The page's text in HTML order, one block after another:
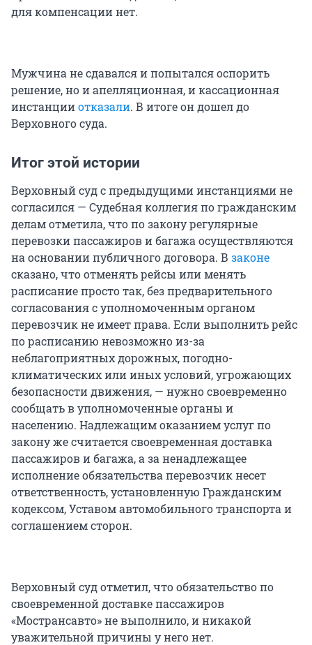
для компенсации нет.
Мужчина не сдавался и попытался оспорить
решение, но и апелляционная, и кассационная
инстанцииотказали. В итоге он дошел до
Верховного суда.
Итог этой истории
Верховный суд с предыдущими инстанциями не
согласился — Судебная коллегия по гражданским
делам отметила, что по закону регулярные
перевозки пассажиров и багажа осуществляются
на основании публичного договора. В законе
сказано, что отменять рейсы или менять
расписание просто так, без предварительного
согласования с уполномоченным органом
перевозчик не имеет права. Если выполнить рейс
по расписанию невозможно из-за
неблагоприятных дорожных, погодно-
климатических или иных условий, угрожающих
безопасности движения, — нужно своевременно
сообщать в уполномоченные органы и
населению. Надлежащим оказанием услуг по
закону же считается своевременная доставка
пассажиров и багажа, а за ненадлежащее
исполнение обязательства перевозчик несет
ответственность, установленную Гражданским
кодексом, Уставом автомобильного транспорта и
соглашением сторон.
Верховный суд отметил, что обязательство по
своевременной доставке пассажиров
«Мострансавто» не выполнило, и никакой
уважительной причины у него нет.